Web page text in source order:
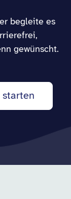
begleite es
gewünscht.
starten